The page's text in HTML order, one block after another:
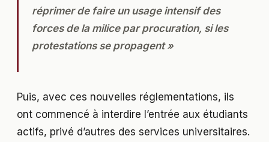
réprimer de faire un usage intensif des
forces de la milice par procuration, si les
protestations se propagent »
Puis, avec ces nouvelles réglementations, ils
ont commencé à interdire l’entrée aux étudiants
actifs, privé d’autres des services universitaires.